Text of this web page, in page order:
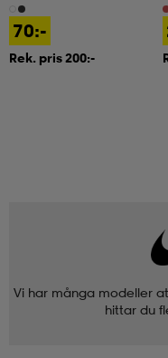
70:-
Rek. pris 200:-
Vi har många modeller
hittar du